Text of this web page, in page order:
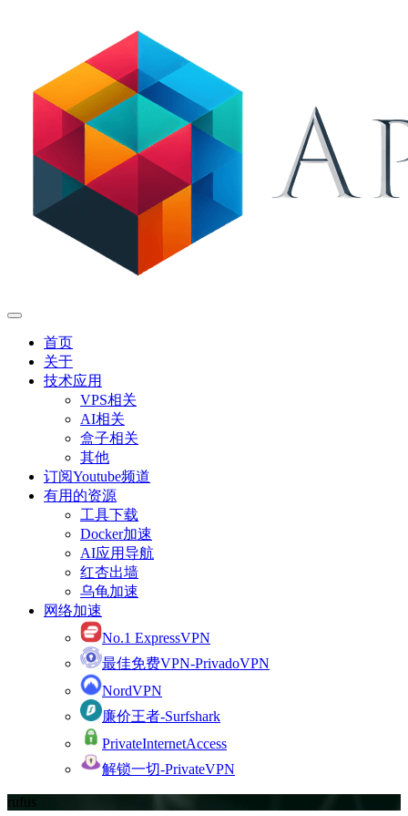
首页
关于
技术应用
VPS相关
AI相关
盒子相关
其他
订阅Youtube频道
有用的资源
工具下载
Docker加速
AI应用导航
红杏出墙
乌龟加速
网络加速
No.1 ExpressVPN
最佳免费VPN-PrivadoVPN
NordVPN
廉价王者-Surfshark
PrivateInternetAccess
解锁一切-PrivateVPN
rufus